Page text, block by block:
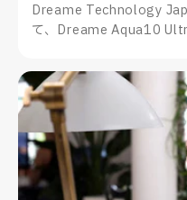
Dreame Technology
て、Dreame Aqua10
します。